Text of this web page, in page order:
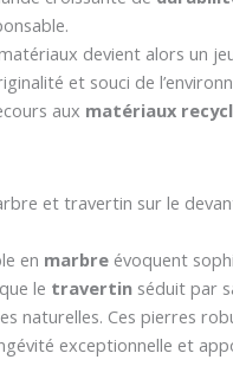
devient alors un
et souci de
aux matériaux
et travertin sur le
en marbre évoquent
le travertin séduit par
naturelles. Ces pierres
exceptionnelle et